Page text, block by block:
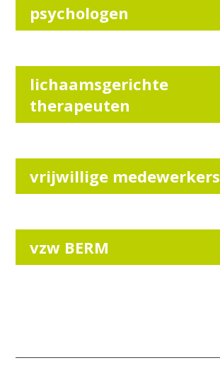
psychologen
lichaamsgerichte
therapeuten
vrijwillige medewerkers
vzw BERM